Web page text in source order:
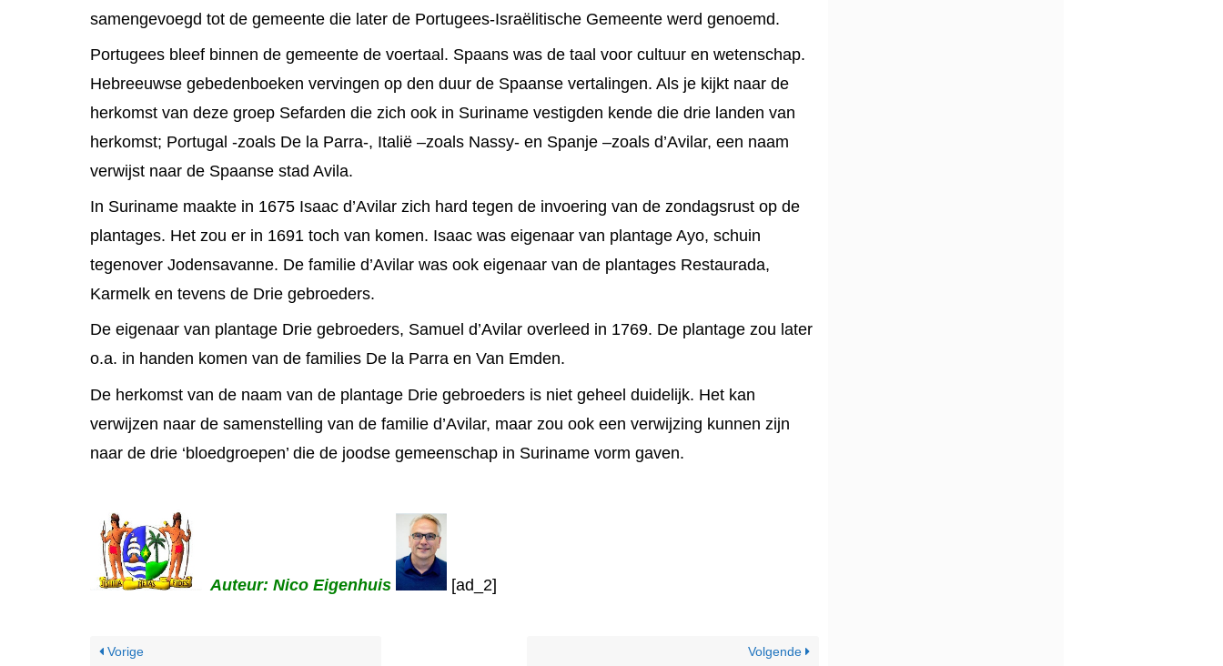
samengevoegd tot de gemeente die later de Portugees-Israëlitische Gemeente werd genoemd.
Portugees bleef binnen de gemeente de voertaal. Spaans was de taal voor cultuur en wetenschap.
Hebreeuwse gebedenboeken vervingen op den duur de Spaanse vertalingen. Als je kijkt naar de
herkomst van deze groep Sefarden die zich ook in Suriname vestigden kende die drie landen van
herkomst; Portugal -zoals De la Parra-, Italië –zoals Nassy- en Spanje –zoals d’Avilar, een naam
verwijst naar de Spaanse stad Avila.
In Suriname maakte in 1675 Isaac d’Avilar zich hard tegen de invoering van de zondagsrust op de
plantages. Het zou er in 1691 toch van komen. Isaac was eigenaar van plantage Ayo, schuin
tegenover Jodensavanne. De familie d’Avilar was ook eigenaar van de plantages Restaurada,
Karmelk en tevens de Drie gebroeders.
De eigenaar van plantage Drie gebroeders, Samuel d’Avilar overleed in 1769. De plantage zou later
o.a. in handen komen van de families De la Parra en Van Emden.
De herkomst van de naam van de plantage Drie gebroeders is niet geheel duidelijk. Het kan
verwijzen naar de samenstelling van de familie d’Avilar, maar zou ook een verwijzing kunnen zijn
naar de drie ‘bloedgroepen’ die de joodse gemeenschap in Suriname vorm gaven.
Auteur: Nico Eigenhuis [ad_2]
Vorige Volgende